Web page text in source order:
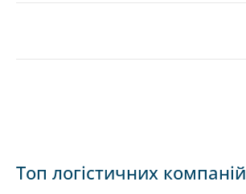
Топ логістичних компаній